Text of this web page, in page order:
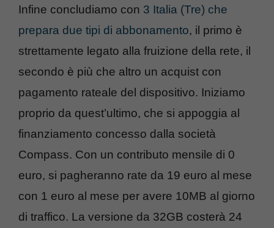
Infine concludiamo con 3 Italia (Tre) che
prepara due tipi di abbonamento, il primo è
strettamente legato alla fruizione della rete, il
secondo è più che altro un acquist con
pagamento rateale del dispositivo. Iniziamo
proprio da quest’ultimo, che si appoggia al
finanziamento concesso dalla società
Compass. Con un contributo mensile di 0
euro, si pagheranno rate da 19 euro al mese
con 1 euro al mese per avere 10MB al giorno
di traffico. La versione da 32GB costerà 24